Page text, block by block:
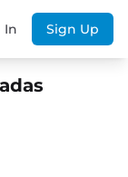
In Sign Up